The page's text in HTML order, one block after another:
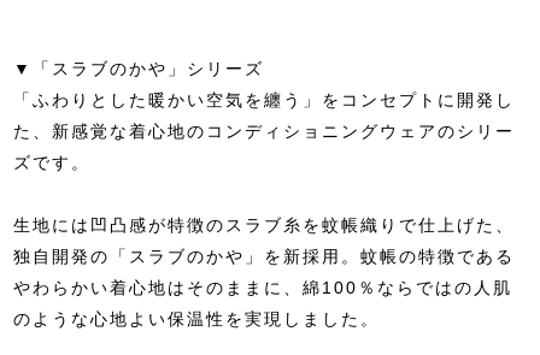
▼「スラブのかや」シリーズ
「ふわりとした暖かい空気を纏う」をコンセプトに開発し
た、新感覚な着心地のコンディショニングウェアのシリー
ズです。
生地には凹凸感が特徴のスラブ糸を蚊帳織りで仕上げた、
独自開発の「スラブのかや」を新採用。蚊帳の特徴である
やわらかい着心地はそのままに、綿100％ならではの人肌
のような心地よい保温性を実現しました。